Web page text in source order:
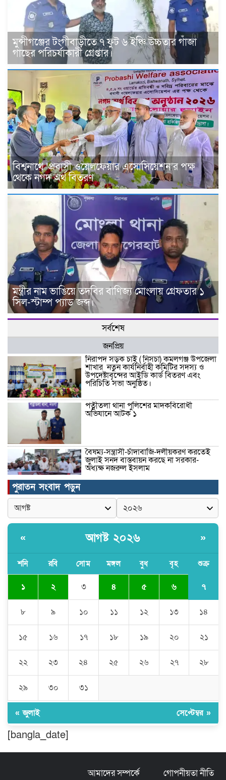
মুন্সীগঞ্জের টংগীবাড়ীতে ৭ ফুট ৬ ইঞ্চি উচ্চতার গাঁজা
গাছের পরিচর্যাকারী গ্রেপ্তার।
বিশ্বনাথে ‘প্রবাসী ওয়েলফেয়ার এসোসিয়েশন’র পক্ষ
থেকে নগদ অর্থ বিতরণ
মন্ত্রীর নাম ভাঙিয়ে তদবির বাণিজ্য মোংলায় গ্রেফতার ১
সিল-স্টাম্প প্যাড জব্দ।
সর্বশেষ
জনপ্রিয়
নিরাপদ সড়ক চাই ( নিসচা) কমলগঞ্জ উপজেলা
শাখার নতুন কার্যনির্বাহী কমিটির সদস্য ও
উপদেষ্টাবৃন্দের আইডি কার্ড বিতরণ এবং
পরিচিতি সভা অনুষ্ঠিত।
পত্নীতলা থানা পুলিশের মাদকবিরোধী
অভিযানে আটক ১
বৈষম্য-সন্ত্রাসী-চাঁদাবাজি-দলীয়করণ করতেই
জুলাই সনদ বাস্তবায়ন করছে না সরকার-
অধ্যক্ষ নজরুল ইসলাম
ঠাকুরগাঁওয়ে ইজিবাইক চোরচক্রের ৩ সদস্য
গ্রেপ্তার, বিপুল পরিমাণ যন্ত্রাংশ উদ্ধার ‎
মুন্সীগঞ্জের টংগীবাড়ীতে ৭ ফুট ৬ ইঞ্চি উচ্চতার
ঘণ্টার পর ঘণ্টা বিদ্যুৎহীন মৌলভীবাজার:
অতিরিক্ত বিলে দিশেহারা গ্রাহক, তীব্র ক্ষোভ
বিশ্বনাথে ‘প্রবাসী ওয়েলফেয়ার
গ্রেফতার ১ সিল-স্টাম্প প্যাড জব্দ।
ফেন্সিডিল ও ৩২ হাজার টাকা উদ্ধার, আটক ১
পুরাতন সংবাদ পড়ুন
« আগষ্ট ২০২৬ »
শনি রবি সোম মঙ্গল বুধ বৃহ শুক্র
১ ২ ৩ ৪ ৫ ৬ ৭
৮ ৯ ১০ ১১ ১২ ১৩ ১৪
১৫ ১৬ ১৭ ১৮ ১৯ ২০ ২১
২২ ২৩ ২৪ ২৫ ২৬ ২৭ ২৮
২৯ ৩০ ৩১
« জুলাই সেপ্টেম্বর »
[bangla_date]
আমাদের সম্পর্কে গোপনীয়তা নীতি